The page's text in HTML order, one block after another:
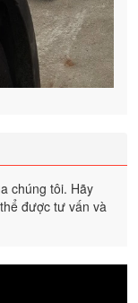
chúng tôi. Hãy
được tư vấn và